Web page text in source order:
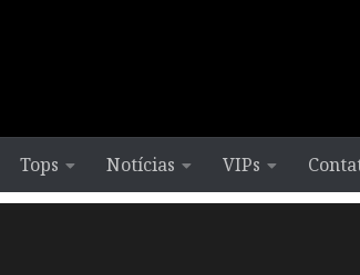
Tops Notícias VIPs